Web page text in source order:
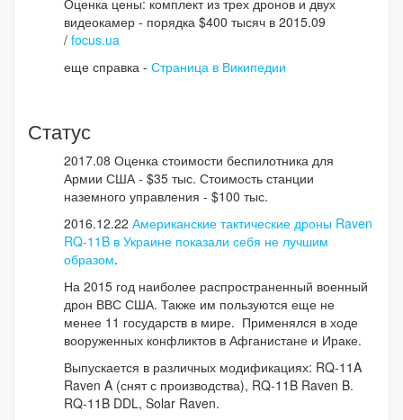
Оценка цены: комплект из трех дронов и двух
видеокамер - порядка $400 тысяч в 2015.09
/ focus.ua
еще справка - Страница в Википедии
Статус
2017.08 Оценка стоимости беспилотника для
Армии США - $35 тыс. Стоимость станции
наземного управления - $100 тыс.
2016.12.22 Американские тактические дроны Raven
RQ-11B в Украине показали себя не лучшим
образом.
На 2015 год наиболее распространенный военный
дрон ВВС США. Также им пользуются еще не
менее 11 государств в мире. Применялся в ходе
вооруженных конфликтов в Афганистане и Ираке.
Выпускается в различных модификациях: RQ-11A
Raven A (снят с производства), RQ-11B Raven B.
RQ-11B DDL, Solar Raven.